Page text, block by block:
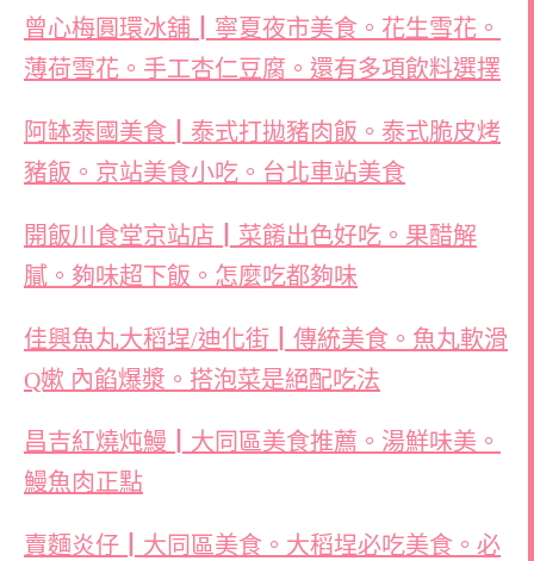
曾心梅圓環冰舖┃寧夏夜市美食。花生雪花。
薄荷雪花。手工杏仁豆腐。還有多項飲料選擇
阿缽泰國美食┃泰式打拋豬肉飯。泰式脆皮烤
豬飯。京站美食小吃。台北車站美食
開飯川食堂京站店┃菜餚出色好吃。果醋解
膩。夠味超下飯。怎麼吃都夠味
佳興魚丸大稻埕/迪化街┃傳統美食。魚丸軟滑
Q嫰 內餡爆漿。搭泡菜是絕配吃法
昌吉紅燒炖鰻┃大同區美食推薦。湯鮮味美。
鰻魚肉正點
賣麵炎仔┃大同區美食。大稻埕必吃美食。必